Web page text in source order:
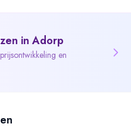
in Adorp
en